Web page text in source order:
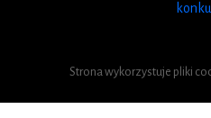
Strona wykorzystuje pliki